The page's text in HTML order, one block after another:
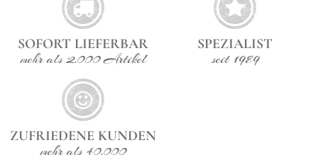
Armlehnstuhl verbindet zeitlose Ästhetik mit hohem
Sitzkomfort und passt sich mühelos
unterschiedlichsten Einrichtungsstilen an. Material:
Mangoholz, Rattan, LeinenMaße: 85 x 56 x 58 cm
(H/B/T), Sitzhöhe 45 cm
SOFORT LIEFERBAR
mehr als 2.000 Artikel
SPEZIALIST
seit 1989
ZUFRIEDENE KUNDEN
mehr als 40.000